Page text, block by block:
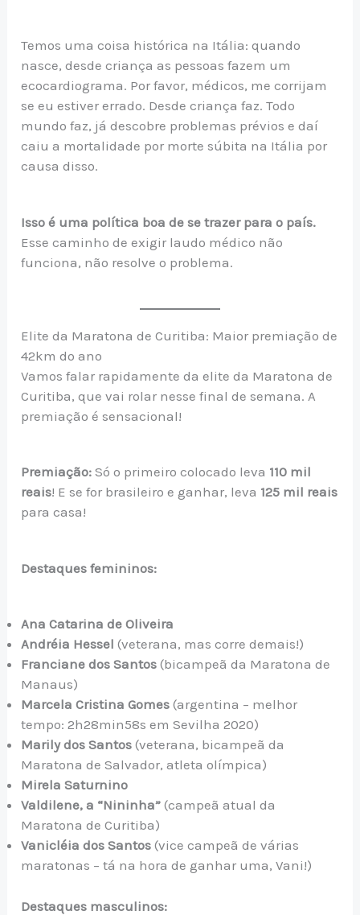
Temos uma coisa histórica na Itália: quando
nasce, desde criança as pessoas fazem um
ecocardiograma. Por favor, médicos, me corrijam
se eu estiver errado. Desde criança faz. Todo
mundo faz, já descobre problemas prévios e daí
caiu a mortalidade por morte súbita na Itália por
causa disso.
Isso é uma política boa de se trazer para o país.
Esse caminho de exigir laudo médico não
funciona, não resolve o problema.
Elite da Maratona de Curitiba: Maior premiação de
42km do ano
Vamos falar rapidamente da elite da Maratona de
Curitiba, que vai rolar nesse final de semana. A
premiação é sensacional!
Premiação: Só o primeiro colocado leva 110 mil
reais! E se for brasileiro e ganhar, leva 125 mil reais
para casa!
Destaques femininos:
Ana Catarina de Oliveira
Andréia Hessel(veterana, mas corre demais!)
Franciane dos Santos (bicampeã da Maratona de
Manaus)
Marcela Cristina Gomes (argentina – melhor
tempo: 2h28min58s em Sevilha 2020)
Marily dos Santos (veterana, bicampeã da
Maratona de Salvador, atleta olímpica)
Mirela Saturnino
Valdilene, a “Nininha” (campeã atual da
Maratona de Curitiba)
Vanicléia dos Santos (vice campeã de várias
maratonas – tá na hora de ganhar uma, Vani!)
Destaques masculinos: